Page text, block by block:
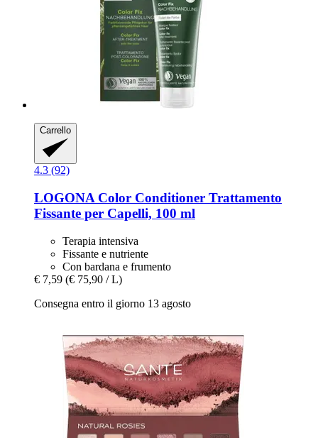
Carrello
4.3 (92)
LOGONA Color Conditioner Trattamento
Fissante per Capelli, 100 ml
Terapia intensiva
Fissante e nutriente
Con bardana e frumento
€ 7,59 (€ 75,90 / L)
Consegna entro il giorno 13 agosto